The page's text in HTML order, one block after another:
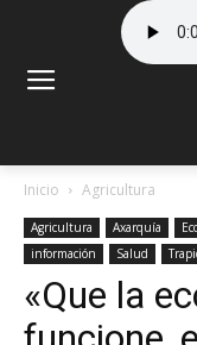
Inicio Agricultura
Agricultura Axarquía
información
Salud
«Que la